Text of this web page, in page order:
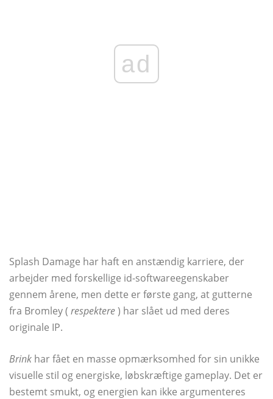
ad
Splash Damage har haft en anstændig karriere, der
arbejder med forskellige id-softwareegenskaber
gennem årene, men dette er første gang, at gutterne
fra Bromley ( respektere) har slået ud med deres
originale IP.
Brink har fået en masse opmærksomhed for sin unikke
visuelle stil og energiske, løbskræftige gameplay. Det er
bestemt smukt, og energien kan ikke argumenteres